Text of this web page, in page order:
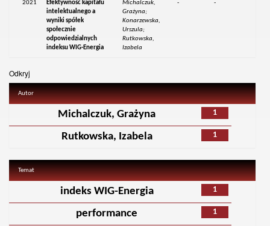
2021
Efektywność kapitału
intelektualnego a
wyniki spółek
społecznie
odpowiedzialnych
indeksu WIG-Energia
Michalczuk,
Grażyna;
Konarzewska,
Urszula;
Rutkowska,
Izabela
- -
Odkryj
Autor
1
Michalczuk, Grażyna
1
Rutkowska, Izabela
Temat
1
indeks WIG-Energia
1
performance